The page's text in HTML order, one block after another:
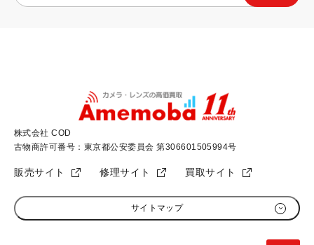
株式会社 COD
古物商許可番号：東京都公安委員会 第306601505994号
販売サイト 修理サイト 買取サイト
サイトマップ